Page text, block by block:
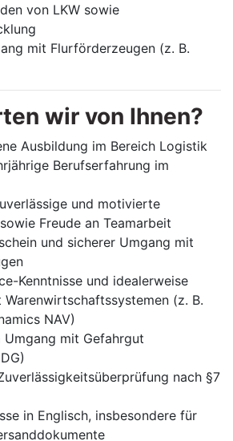
von LKW sowie
mit Flurförderzeugen (z. B.
wir von Ihnen?
Ausbildung im Bereich Logistik
Berufserfahrung im
und motivierte
Freude an Teamarbeit
und sicherer Umgang mit
Kenntnisse und idealerweise
Warenwirtschaftssystemen (z. B.
NAV)
Umgang mit Gefahrgut
nach §7
in Englisch, insbesondere für